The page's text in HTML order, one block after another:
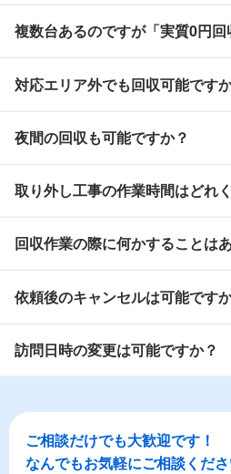
複数台あるのですが「実質0円
対応エリア外でも回収可能です
夜間の回収も可能ですか？
取り外し工事の作業時間はどれ
回収作業の際に何かすることは
依頼後のキャンセルは可能です
訪問日時の変更は可能ですか？
ご相談だけでも大歓迎です！
なんでもお気軽にご相談くださ